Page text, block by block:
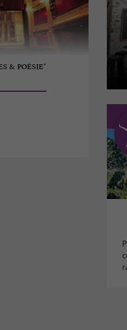
& POÉSIE"